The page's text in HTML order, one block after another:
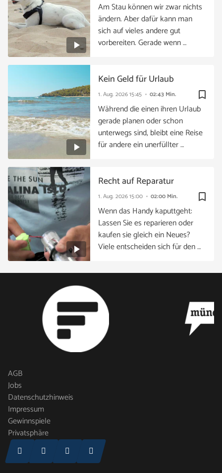
Am Stau können wir zwar nichts
ändern. Aber dafür kann man
sich auf vieles andere gut
vorbereiten. Gerade wenn …
bookmark_border
1. Aug. 202615:45 02:43 Min.
Kein Geld für Urlaub
Während die einen ihren Urlaub
gerade planen oder schon
unterwegs sind, bleibt eine Reise
für andere ein unerfüllter …
bookmark_border
1. Aug. 202615:00 02:00 Min.
Recht auf Reparatur
Wenn das Handy kaputtgeht:
Lassen Sie es reparieren oder
kaufen sie gleich ein Neues?
Viele entscheiden sich für den …
AGB
Jobs
Datenschutzhinweis
Impressum
Gewinnspiele
Privatsphäre